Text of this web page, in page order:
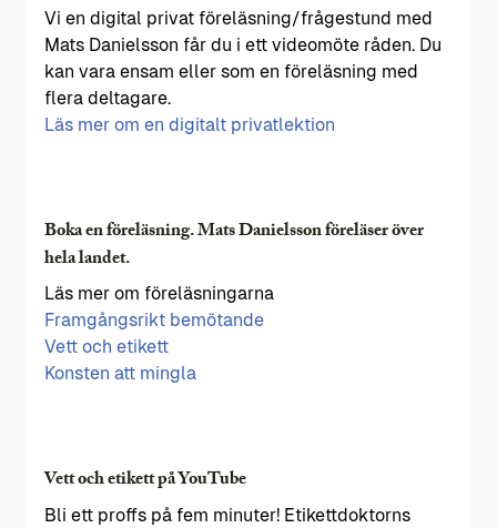
Vi en digital privat föreläsning/frågestund med
Mats Danielsson får du i ett videomöte råden. Du
kan vara ensam eller som en föreläsning med
flera deltagare.
Läs mer om en digitalt privatlektion
Boka en föreläsning. Mats Danielsson föreläser över
hela landet.
Läs mer om föreläsningarna
Framgångsrikt bemötande
Vett och etikett
Konsten att mingla
Vett och etikett på YouTube
Bli ett proffs på fem minuter! Etikettdoktorns